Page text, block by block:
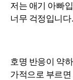
저는 애기 아빠
너무 걱정입니다.
호명 반응이 약
가적으로 부르